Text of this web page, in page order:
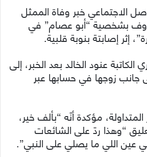
الاجتماعي خبر وفاة الممثل
بشخصية “أبو عصام” في
إثر إصابتة بنوبة قلبية.
عنود الخالد بعد الخبر، إلى
زوجها في حسابها عبر
مؤكدة أنّه “بألف خير،
“وهذا ردّ على الشائعات
عين اللي ما يصلي على النبي”.